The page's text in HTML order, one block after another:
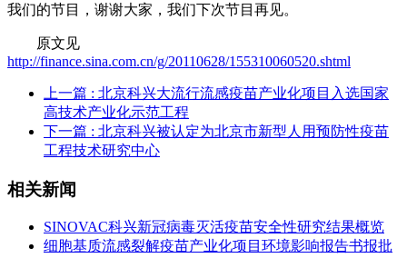
我们的节目，谢谢大家，我们下次节目再见。
原文见
http://finance.sina.com.cn/g/20110628/155310060520.shtml
上一篇 : 北京科兴大流行流感疫苗产业化项目入选国家
高技术产业化示范工程
下一篇 : 北京科兴被认定为北京市新型人用预防性疫苗
工程技术研究中心
相关新闻
SINOVAC科兴新冠病毒灭活疫苗安全性研究结果概览
细胞基质流感裂解疫苗产业化项目环境影响报告书报批